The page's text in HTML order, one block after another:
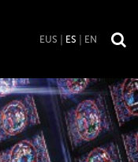
EUS ES EN